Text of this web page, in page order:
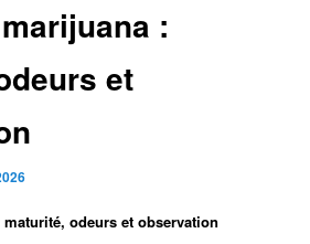
:
et
odeurs et observation